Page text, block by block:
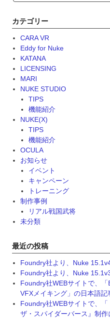
ル
追
カテゴリー
CARA VR
Eddy for Nuke
KATANA
LICENSING
MARI
NUKE STUDIO
TIPS
機能紹介
NUKE(X)
TIPS
機能紹介
OCULA
お知らせ
イベント
キャンペーン
トレーニング
制作事例
リアル戦国武将
未分類
最近の投稿
Foundry社より、Nuke
Foundry社より、Nuke
Foundry社WEBサイトで、
VFXメイキング」の日本語記
Foundry社WEBサイトで、
ザ・スパイダーバース』制